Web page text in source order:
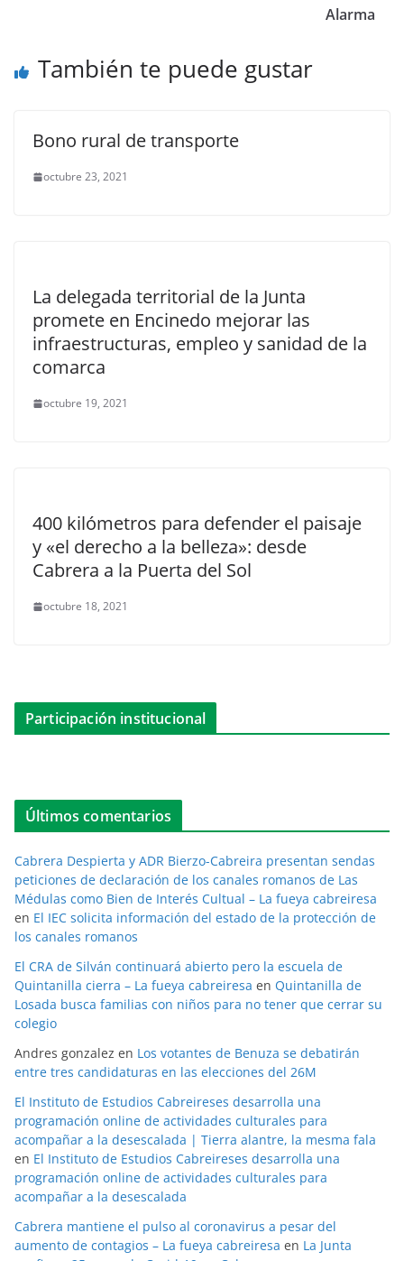
Alarma
También te puede gustar
Bono rural de transporte
octubre 23, 2021
La delegada territorial de la Junta
promete en Encinedo mejorar las
infraestructuras, empleo y sanidad de la
comarca
octubre 19, 2021
400 kilómetros para defender el paisaje
y «el derecho a la belleza»: desde
Cabrera a la Puerta del Sol
octubre 18, 2021
Participación institucional
Últimos comentarios
Cabrera Despierta y ADR Bierzo-Cabreira presentan sendas
peticiones de declaración de los canales romanos de Las
Médulas como Bien de Interés Cultual – La fueya cabreiresa
en El IEC solicita información del estado de la protección de
los canales romanos
El CRA de Silván continuará abierto pero la escuela de
Quintanilla cierra – La fueya cabreiresa en Quintanilla de
Losada busca familias con niños para no tener que cerrar su
colegio
Andres gonzalez en Los votantes de Benuza se debatirán
entre tres candidaturas en las elecciones del 26M
El Instituto de Estudios Cabreireses desarrolla una
programación online de actividades culturales para
acompañar a la desescalada | Tierra alantre, la mesma fala
en El Instituto de Estudios Cabreireses desarrolla una
programación online de actividades culturales para
acompañar a la desescalada
Cabrera mantiene el pulso al coronavirus a pesar del
aumento de contagios – La fueya cabreiresa en La Junta